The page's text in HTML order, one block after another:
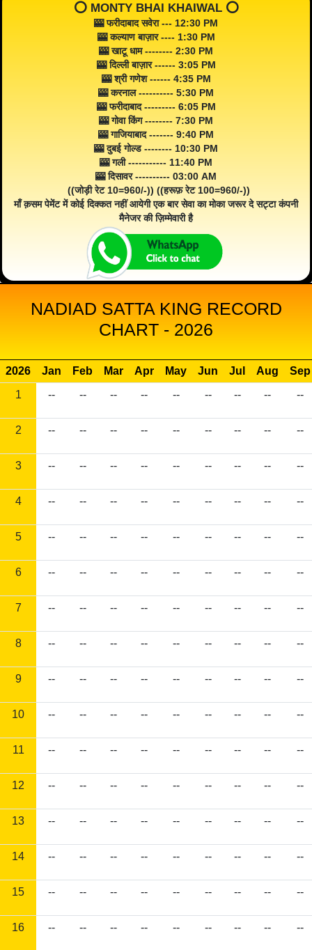
⭕️ MONTY BHAI KHAIWAL ⭕️
🎰 फरीदाबाद सवेरा --- 12:30 PM
🎰 कल्याण बाज़ार ---- 1:30 PM
🎰 खाटू धाम -------- 2:30 PM
🎰 दिल्ली बाज़ार ------ 3:05 PM
🎰 श्री गणेश ------ 4:35 PM
🎰 करनाल ---------- 5:30 PM
🎰 फरीदाबाद --------- 6:05 PM
🎰 गोवा किंग -------- 7:30 PM
🎰 गाजियाबाद ------- 9:40 PM
🎰 दुबई गोल्ड -------- 10:30 PM
🎰 गली ----------- 11:40 PM
🎰 दिसावर ---------- 03:00 AM
((जोड़ी रेट 10=960/-)) ((हरूफ़ रेट 100=960/-))
माँ क़सम पेमेंट में कोई दिक्कत नहीं आयेगी एक बार सेवा का मोका जरूर दे सट्टा कंपनी
मैनेजर की ज़िम्मेवारी है
NADIAD SATTA KING RECORD
CHART - 2026
2026 Jan Feb Mar Apr May Jun Jul Aug
Sep
1
-- -- -- -- -- -- -- -- --
2 -- -- -- -- -- -- -- -- --
3 -- -- -- -- -- -- -- -- --
4 -- -- -- -- -- -- -- -- --
5 -- -- -- -- -- -- -- -- --
6 -- -- -- -- -- -- -- -- --
7 -- -- -- -- -- -- -- -- --
8 -- -- -- -- -- -- -- -- --
9 -- -- -- -- -- -- -- -- --
10 -- -- -- -- -- -- -- -- --
11 -- -- -- -- -- -- -- -- --
12 -- -- -- -- -- -- -- -- --
13 -- -- -- -- -- -- -- -- --
14 -- -- -- -- -- -- -- -- --
15 -- -- -- -- -- -- -- -- --
16 -- -- -- -- -- -- -- -- --